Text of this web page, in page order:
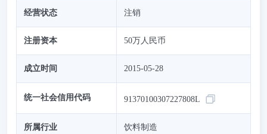
经营状态 注销
注册资本 50万人民币
成立时间 2015-05-28
统一社会信用代码 91370100307227808L
所属行业 饮料制造